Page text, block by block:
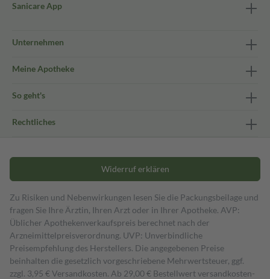
Sanicare App
Unternehmen
Meine Apotheke
So geht's
Rechtliches
Widerruf erklären
Zu Risiken und Nebenwirkungen lesen Sie die Packungsbeilage und
fragen Sie Ihre Ärztin, Ihren Arzt oder in Ihrer Apotheke. AVP:
Üblicher Apothekenverkaufspreis berechnet nach der
Arzneimittelpreisverordnung. UVP: Unverbindliche
Preisempfehlung des Herstellers. Die angegebenen Preise
beinhalten die gesetzlich vorgeschriebene Mehrwertsteuer, ggf.
zzgl. 3,95 € Versandkosten. Ab 29,00 € Bestell­wert versand­kosten­